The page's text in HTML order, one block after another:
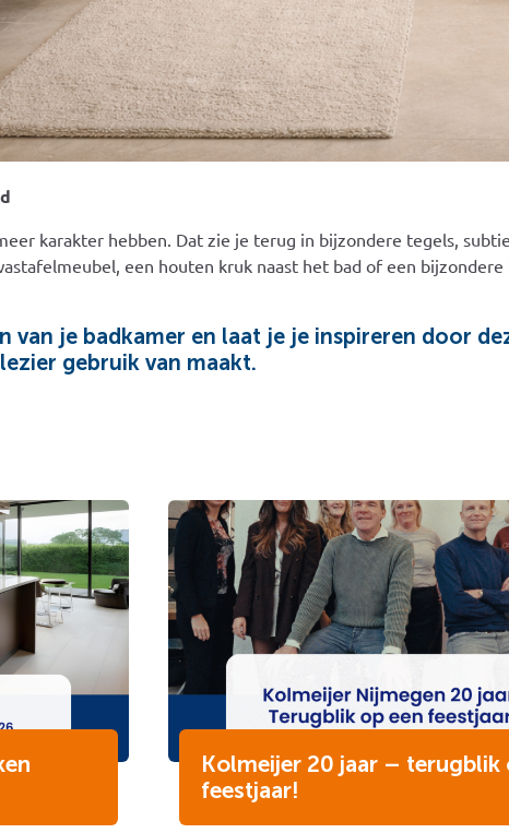
karakter hebben. Dat zie je terug in bijzondere tegels,
een houten kruk naast het bad of een
van je badkamer en laat je je inspireren door
gebruik van maakt.
Kolmeijer 20 jaar – terugblik
feestjaar!